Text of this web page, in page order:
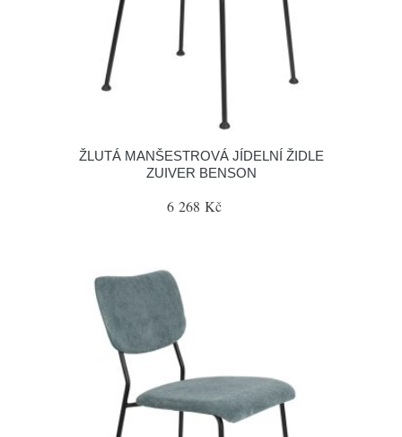
ŽLUTÁ MANŠESTROVÁ JÍDELNÍ ŽIDLE
ZUIVER BENSON
6 268 Kč